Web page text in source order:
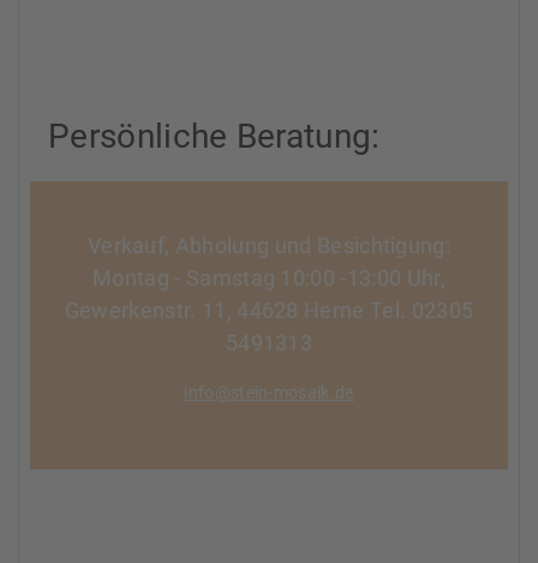
Persönliche Beratung:
Verkauf, Abholung und Besichtigung:
Montag - Samstag 10:00 -13:00 Uhr,
Gewerkenstr. 11, 44628 Herne Tel. 02305
5491313
info@stein-mosaik.de